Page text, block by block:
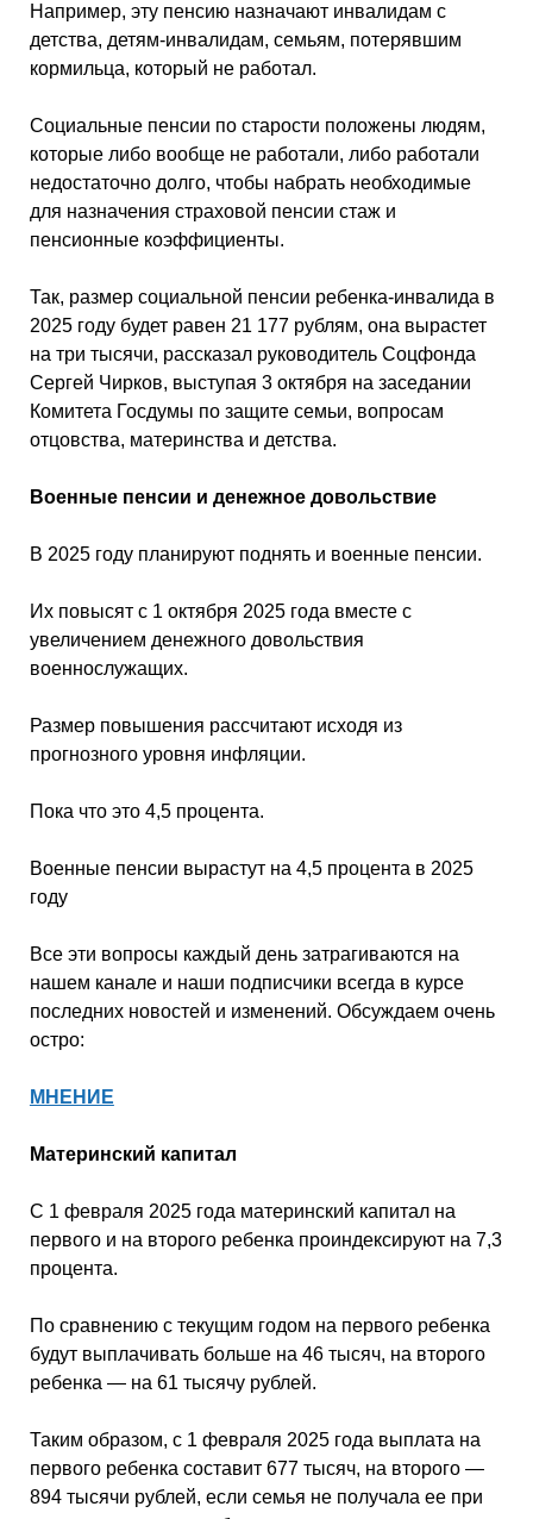
Например, эту пенсию назначают инвалидам с
детства, детям-инвалидам, семьям, потерявшим
кормильца, который не работал.
Социальные пенсии по старости положены людям,
которые либо вообще не работали, либо работали
недостаточно долго, чтобы набрать необходимые
для назначения страховой пенсии стаж и
пенсионные коэффициенты.
Так, размер социальной пенсии ребенка-инвалида в
2025 году будет равен 21 177 рублям, она вырастет
на три тысячи, рассказал руководитель Соцфонда
Сергей Чирков, выступая 3 октября на заседании
Комитета Госдумы по защите семьи, вопросам
отцовства, материнства и детства.
Военные пенсии и денежное довольствие
В 2025 году планируют поднять и военные пенсии.
Их повысят с 1 октября 2025 года вместе с
увеличением денежного довольствия
военнослужащих.
Размер повышения рассчитают исходя из
прогнозного уровня инфляции.
Пока что это 4,5 процента.
Военные пенсии вырастут на 4,5 процента в 2025
году
Все эти вопросы каждый день затрагиваются на
нашем канале и наши подписчики всегда в курсе
последних новостей и изменений. Обсуждаем очень
остро:
МНЕНИЕ
Материнский капитал
С 1 февраля 2025 года материнский капитал на
первого и на второго ребенка проиндексируют на 7,3
процента.
По сравнению с текущим годом на первого ребенка
будут выплачивать больше на 46 тысяч, на второго
ребенка — на 61 тысячу рублей.
Таким образом, с 1 февраля 2025 года выплата на
первого ребенка составит 677 тысяч, на второго —
894 тысячи рублей, если семья не получала ее при